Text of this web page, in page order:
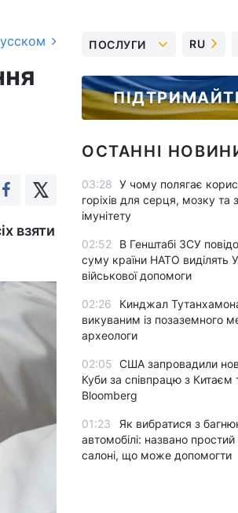
взяти
ПОСЛУГИ RU
ОСТАННІ
03:28 У чому полягає
горіхів для серця, мозку та
імунітету
02:52
В Генштабі ЗСУ
суму країни НАТО виділять
військової допомоги
02:26
Кинджал
викуваним із позаземного
археологи
02:05 США запровадили
Куби за співпрацю з Китаєм
Bloomberg
01:23
Як вибратися з
автомобілі: названо
салоні, що може допомогти